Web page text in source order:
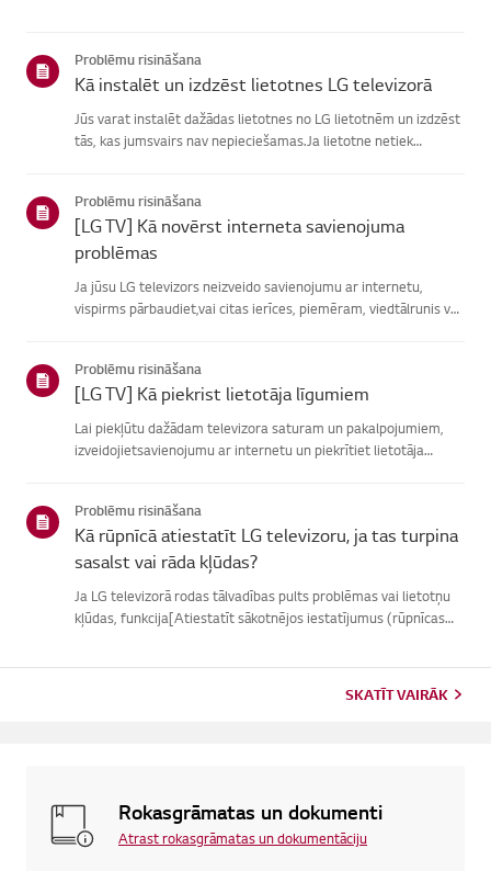
Problēmu risināšana
Kā instalēt un izdzēst lietotnes LG televizorā
Jūs varat instalēt dažādas lietotnes no LG lietotnēm un izdzēst
tās, kas jumsvairs nav nepieciešamas.Ja lietotne netiek
Problēmu risināšana
[LG TV] Kā novērst interneta savienojuma
problēmas
Ja jūsu LG televizors neizveido savienojumu ar internetu,
vispirms pārbaudiet,vai citas ierīces, piemēram, viedtālrunis vai
Problēmu risināšana
[LG TV] Kā piekrist lietotāja līgumiem
Lai piekļūtu dažādam televizora saturam un pakalpojumiem,
izveidojietsavienojumu ar internetu un piekrītiet lietotāja
Problēmu risināšana
Kā rūpnīcā atiestatīt LG televizoru, ja tas turpina
sasalst vai rāda kļūdas?
Ja LG televizorā rodas tālvadības pults problēmas vai lietotņu
kļūdas, funkcija[Atiestatīt sākotnējos iestatījumus (rūpnīcas
SKATĪT VAIRĀK
Rokasgrāmatas un dokumenti
Atrast rokasgrāmatas un dokumentāciju